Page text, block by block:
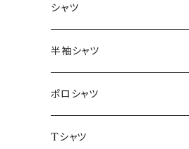
～44/S
46/M
48/L
50/XL～
シャツ
～44/S
46/M
48/L
半袖シャツ
～44/S
46/M
ポロシャツ
～44/S
Tシャツ